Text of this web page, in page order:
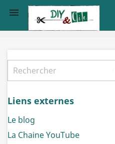

Liens externes
Le blog
La Chaine YouTube